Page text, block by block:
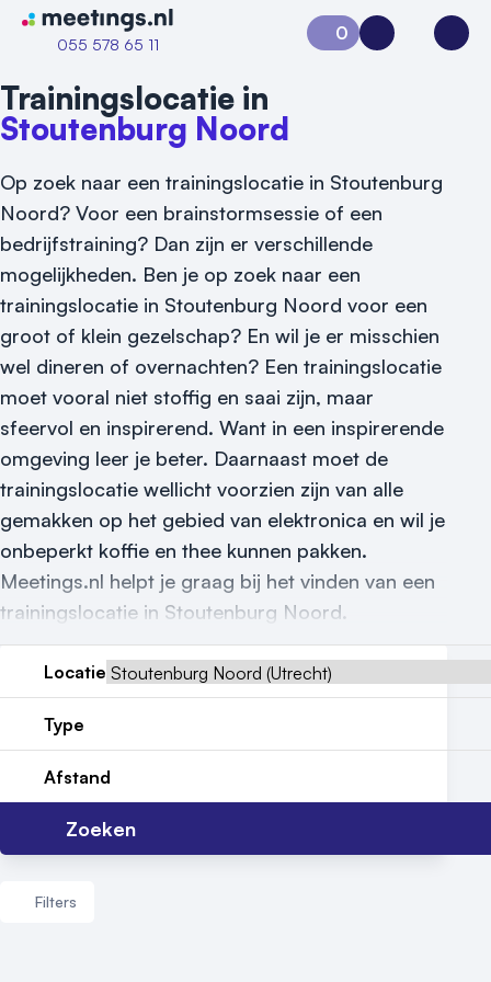
Naar home van Meetings
055 578 65 11
Vraag locatie aan
Locatiegids
Meld locatie aan
Nieuws
Reviews (5⭐️)
Contact
0
Aanvraag 0Inloggen
Trainingslocatie in
Stoutenburg Noord
Op zoek naar een trainingslocatie in Stoutenburg
Noord? Voor een brainstormsessie of een
bedrijfstraining? Dan zijn er verschillende
mogelijkheden. Ben je op zoek naar een
trainingslocatie in Stoutenburg Noord voor een
groot of klein gezelschap? En wil je er misschien
wel dineren of overnachten? Een trainingslocatie
moet vooral niet stoffig en saai zijn, maar
sfeervol en inspirerend. Want in een inspirerende
omgeving leer je beter. Daarnaast moet de
trainingslocatie wellicht voorzien zijn van alle
gemakken op het gebied van elektronica en wil je
onbeperkt koffie en thee kunnen pakken.
Meetings.nl helpt je graag bij het vinden van een
trainingslocatie in Stoutenburg Noord.
Locatie
Type
Afstand
Zoeken
Filters